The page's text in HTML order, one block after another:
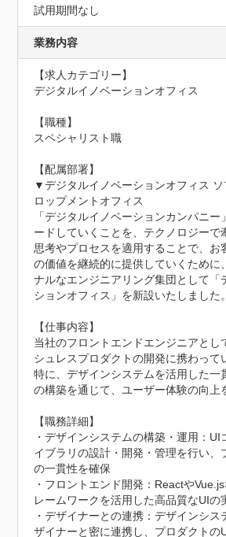
試用期間なし
業務内容
【求人カテゴリー】
デジタルイノベーションオフィス
【職種】
スペシャリスト職
【配属部署】
▼デジタルイノベーションオフィス
ロップメントオフィス
「デジタルイノベーションカンパニー
ードしていくことを、テクノロジーで
思考やプロセスを適用することで、お
の価値を継続的に提供していくために
ナルなエンジニアリング集団として「
ションオフィス」を新設いたしました。
【仕事内容】
当社のフロントエンドエンジニアとし
シュレスプロダクトの開発に携わって
特に、デザインシステムを活用した一
の構築を通じて、ユーザー体験の向上
【職務詳細】
・デザインシステムの構築・運用：UI
イブラリの設計・開発・管理を行い、
の一貫性を確保
・フロントエンド開発：Reactや
レームワークを活用した高品質なUIの
・デザイナーとの連携：デザインシ
ザイナーと密に連携し、プロダクトの